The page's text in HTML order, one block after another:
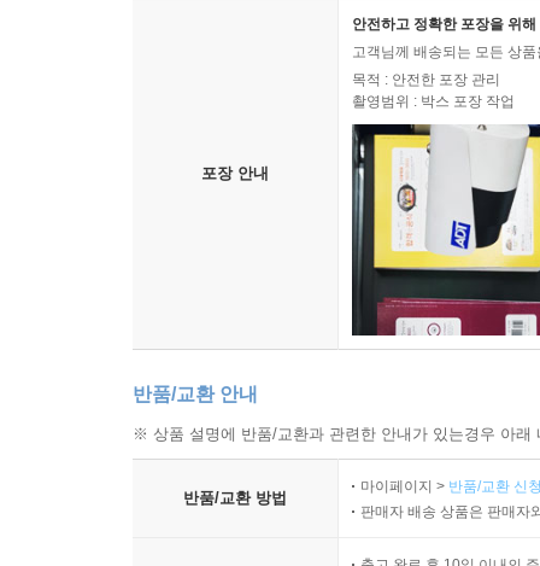
포장 안내
안전하고 정확한 포장을 위
고객님께 배송되는 모든 상
목적 : 안전한 포장 관리
촬영범위 : 박스 포장 작업
반품/교환 안내
※ 상품 설명에 반품/교환과 관련한 안내가 있는경우 아
반품/교환 방법
마이페이지 > 반품/교환 신
판매자 배송 상품은 판매자